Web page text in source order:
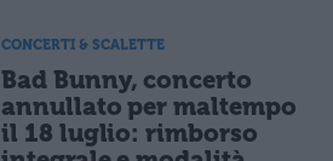
CONCERTI & SCALETTE
Bad Bunny, concerto
annullato per maltempo
il 18 luglio: rimborso